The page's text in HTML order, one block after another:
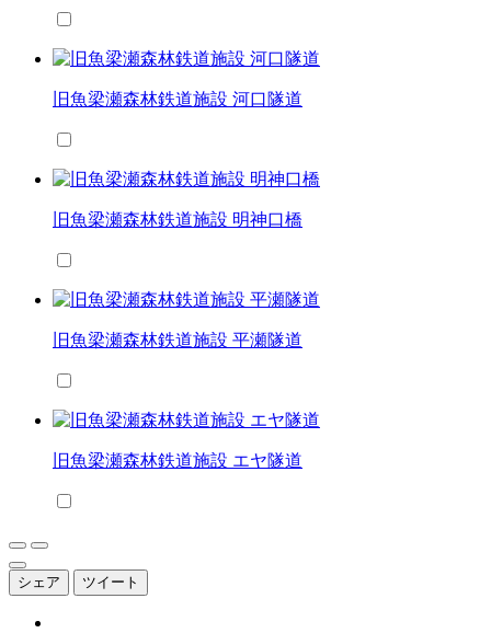
旧魚梁瀬森林鉄道施設 河口隧道
旧魚梁瀬森林鉄道施設 明神口橋
旧魚梁瀬森林鉄道施設 平瀬隧道
旧魚梁瀬森林鉄道施設 エヤ隧道
シェア ツイート